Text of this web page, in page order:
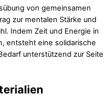
von gemeinsamen
zur mentalen Stärke und
Indem Zeit und Energie in
entsteht eine solidarische
unterstützend zur Seite